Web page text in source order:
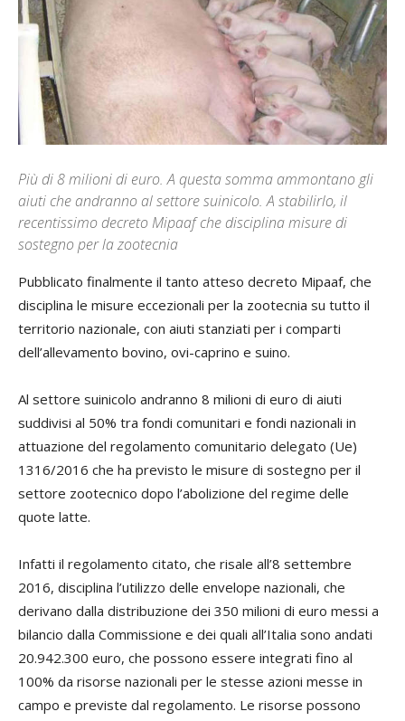
Più di 8 milioni di euro. A questa somma ammontano gli
aiuti che andranno al settore suinicolo. A stabilirlo, il
recentissimo decreto Mipaaf che disciplina misure di
sostegno per la zootecnia
Pubblicato finalmente il tanto atteso decreto Mipaaf, che
disciplina le misure eccezionali per la zootecnia su tutto il
territorio nazionale, con aiuti stanziati per i comparti
dell’allevamento bovino, ovi-caprino e suino.
Al settore suinicolo andranno 8 milioni di euro di aiuti
suddivisi al 50% tra fondi comunitari e fondi nazionali in
attuazione del regolamento comunitario delegato (Ue)
1316/2016 che ha previsto le misure di sostegno per il
settore zootecnico dopo l’abolizione del regime delle
quote latte.
Infatti il regolamento citato, che risale all’8 settembre
2016, disciplina l’utilizzo delle envelope nazionali, che
derivano dalla distribuzione dei 350 milioni di euro messi a
bilancio dalla Commissione e dei quali all’Italia sono andati
20.942.300 euro, che possono essere integrati fino al
100% da risorse nazionali per le stesse azioni messe in
campo e previste dal regolamento. Le risorse possono